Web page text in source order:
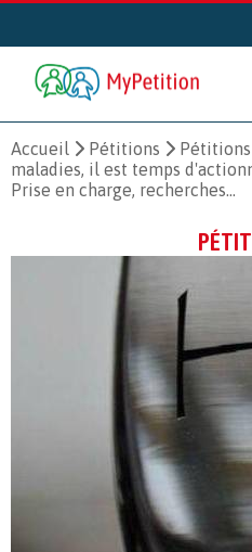
Accueil Pétitions
maladies, il est temps
Prise en charge, recherches...